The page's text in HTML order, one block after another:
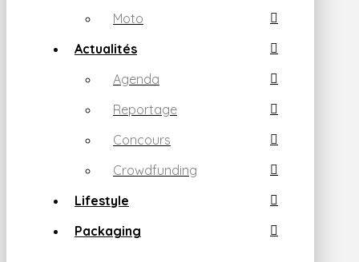
Moto
Actualités
Agenda
Reportage
Concours
Crowdfunding
Lifestyle
Packaging